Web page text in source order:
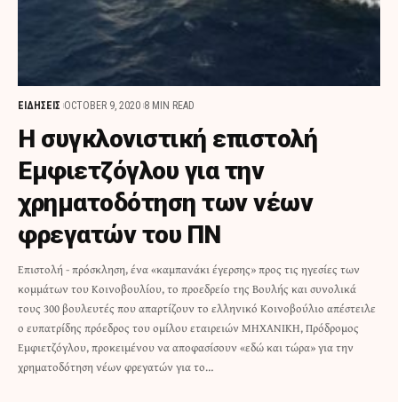
ΕΙΔΗΣΕΙΣ OCTOBER 9, 2020 8 MIN READ
Η συγκλονιστική επιστολή
Εμφιετζόγλου για την
χρηματοδότηση των νέων
φρεγατών του ΠΝ
Επιστολή - πρόσκληση, ένα «καμπανάκι έγερσης» προς τις ηγεσίες των
κομμάτων του Κοινοβουλίου, το προεδρείο της Βουλής και συνολικά
τους 300 βουλευτές που απαρτίζουν το ελληνικό Κοινοβούλιο απέστειλε
ο ευπατρίδης πρόεδρος του ομίλου εταιρειών ΜΗΧΑΝΙΚΗ, Πρόδρομος
Εμφιετζόγλου, προκειμένου να αποφασίσουν «εδώ και τώρα» για την
χρηματοδότηση νέων φρεγατών για το…